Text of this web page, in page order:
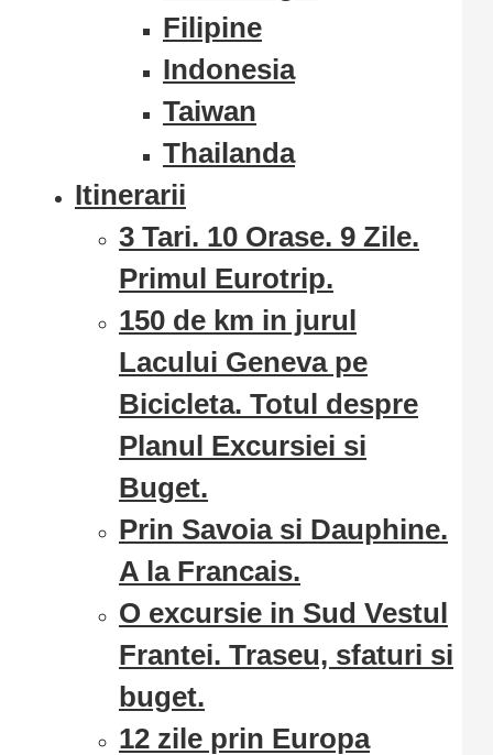
Filipine
Indonesia
Taiwan
Thailanda
Itinerarii
3 Tari. 10 Orase. 9 Zile.
Primul Eurotrip.
150 de km in jurul
Lacului Geneva pe
Bicicleta. Totul despre
Planul Excursiei si
Buget.
Prin Savoia si Dauphine.
A la Francais.
O excursie in Sud Vestul
Frantei. Traseu, sfaturi si
buget.
12 zile prin Europa